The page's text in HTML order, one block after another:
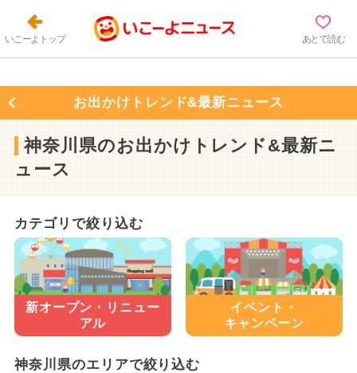
いこーよトップ あとで読む
お出かけトレンド&最新ニュース
神奈川県のお出かけトレンド&最新ニ
ュース
カテゴリで絞り込む
新オープン・ リニュー
アル
イベント・
キャンペーン
神奈川県のエリアで絞り込む